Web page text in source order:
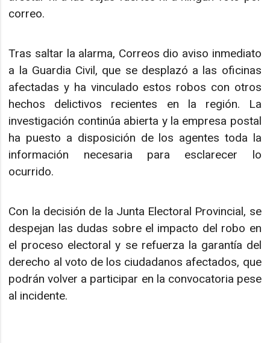
correo.
Tras saltar la alarma, Correos dio aviso inmediato
a la Guardia Civil, que se desplazó a las oficinas
afectadas y ha vinculado estos robos con otros
hechos delictivos recientes en la región. La
investigación continúa abierta y la empresa postal
ha puesto a disposición de los agentes toda la
información necesaria para esclarecer lo
ocurrido.
Con la decisión de la Junta Electoral Provincial, se
despejan las dudas sobre el impacto del robo en
el proceso electoral y se refuerza la garantía del
derecho al voto de los ciudadanos afectados, que
podrán volver a participar en la convocatoria pese
al incidente.